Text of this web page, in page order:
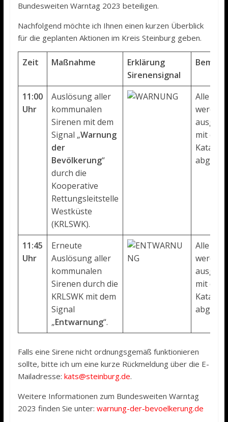
Bundesweiten Warntag 2023 beteiligen.
Nachfolgend möchte ich Ihnen einen kurzen Überblick
für die geplanten Aktionen im Kreis Steinburg geben.
Zeit Maßnahme
Erklärung
Sirenensignal
11:00
Uhr
Auslösung aller
kommunalen
Sirenen mit dem
Signal „Warnung
der
Bevölkerung“
durch die
Kooperative
Rettungsleitstelle
Westküste
(KRLSWK).
Alle
werden
mit den
11:45
Uhr
Erneute
Auslösung aller
kommunalen
Sirenen durch die
KRLSWK mit dem
Signal
„Entwarnung“.
Alle
werden
mit den
Falls eine Sirene nicht ordnungsgemäß funktionieren
sollte, bitte ich um eine kurze Rückmeldung über die E-
Mailadresse: kats@steinburg.de.
Weitere Informationen zum Bundesweiten Warntag
2023 finden Sie unter: warnung-der-bevoelkerung.de